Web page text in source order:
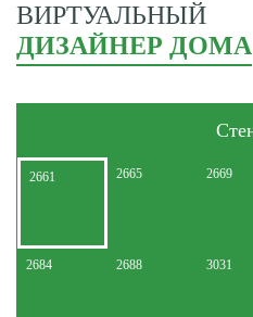
ВИРТУАЛЬНЫЙ
ДИЗАЙНЕР ДОМА
2661 2665 2669
2684 2688 3031